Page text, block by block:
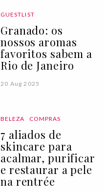
GUESTLIST
Granado: os
nossos aromas
favoritos sabem a
Rio de Janeiro
20 Aug 2025
BELEZA COMPRAS
7 aliados de
skincare para
acalmar, purificar
e restaurar a pele
na rentrée